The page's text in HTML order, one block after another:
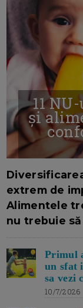
11
și
extrem de
Alimentele
nu trebuie să
Primul
un sfat
sa vezi
10/7/2026